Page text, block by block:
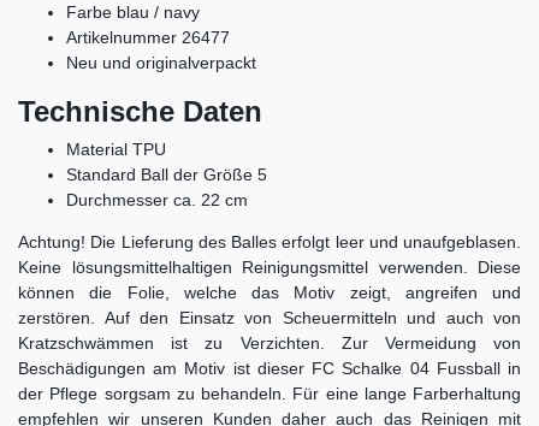
Farbe blau / navy
Artikelnummer 26477
Neu und originalverpackt
Technische Daten
Material TPU
Standard Ball der Größe 5
Durchmesser ca. 22 cm
Achtung! Die Lieferung des Balles erfolgt leer und unaufgeblasen.
Keine lösungsmittelhaltigen Reinigungsmittel verwenden. Diese
können die Folie, welche das Motiv zeigt, angreifen und
zerstören. Auf den Einsatz von Scheuermitteln und auch von
Kratzschwämmen ist zu Verzichten. Zur Vermeidung von
Beschädigungen am Motiv ist dieser FC Schalke 04Fussball in
der Pflege sorgsam zu behandeln. Für eine lange Farberhaltung
empfehlen wir unseren Kunden daher auch das Reinigen mit